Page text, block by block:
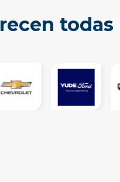
todas